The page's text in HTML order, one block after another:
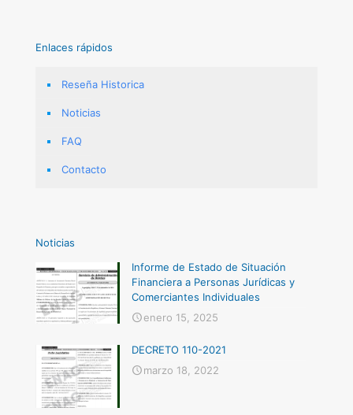
Enlaces rápidos
Reseña Historica
Noticias
FAQ
Contacto
Noticias
Informe de Estado de Situación
Financiera a Personas Jurídicas y
Comerciantes Individuales
enero 15, 2025
DECRETO 110-2021
marzo 18, 2022